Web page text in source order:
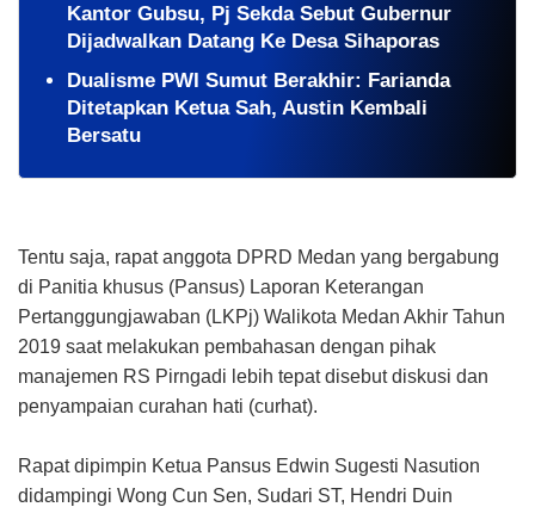
Kantor Gubsu, Pj Sekda Sebut Gubernur
Dijadwalkan Datang Ke Desa Sihaporas
Dualisme PWI Sumut Berakhir: Farianda
Ditetapkan Ketua Sah, Austin Kembali
Bersatu
Tentu saja, rapat anggota DPRD Medan yang bergabung
di Panitia khusus (Pansus) Laporan Keterangan
Pertanggungjawaban (LKPj) Walikota Medan Akhir Tahun
2019 saat melakukan pembahasan dengan pihak
manajemen RS Pirngadi lebih tepat disebut diskusi dan
penyampaian curahan hati (curhat).
Rapat dipimpin Ketua Pansus Edwin Sugesti Nasution
didampingi Wong Cun Sen, Sudari ST, Hendri Duin